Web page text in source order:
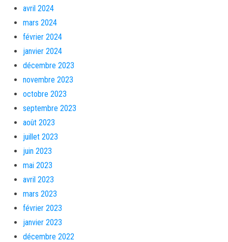
avril 2024
mars 2024
février 2024
janvier 2024
décembre 2023
novembre 2023
octobre 2023
septembre 2023
août 2023
juillet 2023
juin 2023
mai 2023
avril 2023
mars 2023
février 2023
janvier 2023
décembre 2022